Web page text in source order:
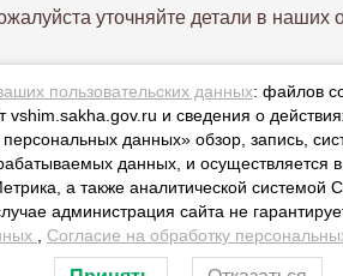
уточняйте детали в наших
пользовательских данных: файлов
и сведения о
данных» обзор, запись,
данных, и осуществляется
а также аналитической
администрация сайта не
Согласие на обработку